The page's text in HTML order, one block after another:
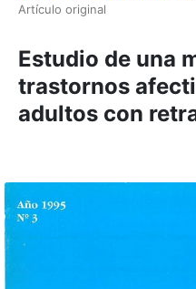
Artículo original
Estudio de una
trastornos
adultos con